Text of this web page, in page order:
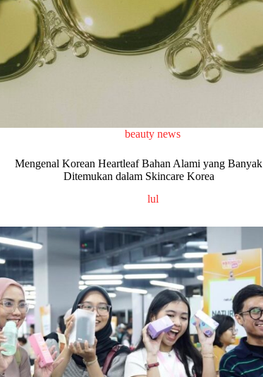
beauty news
Mengenal Korean Heartleaf Bahan Alami yang Banyak
Ditemukan dalam Skincare Korea
lul